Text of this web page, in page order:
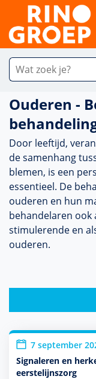
Ouderen -
Door leeftijd,
de samen­hang
ble­men, is een
essentieel. De
ouderen en hun
behan­delaren ook
stimulerende en
ouderen.
7 september
Signaleren en
eerstelijnszorg